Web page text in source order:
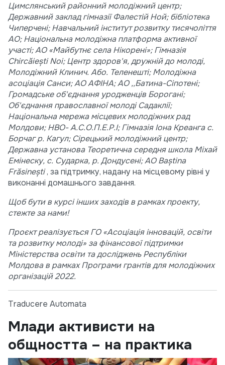
Цимслянський районний молодіжний центр;
Державний заклад гімназії Фалестій Ной; бібліотека
Чиперчені; Навчальний інститут розвитку тисячоліття
АО; Національна молодіжна платформа активної
участі; АО «Майбутнє села Нікорені»; Гімназія
Chircăieşti Noi; Центр здоров'я, дружній до молоді,
Молодіжний Клинич. Або. Теленешті; Молодіжна
асоціація Санси; АО АФІНА; АО ,,Батина-Сіпотені;
Громадське об'єднання уродженців Борогані;
Об'єднання православної молоді Садаклії;
Національна мережа місцевих молодіжних рад
Молдови; НВО- А.С.О.П.Е.Р.І; Гімназія Іона Креанга с.
Борчаг р. Кагул; Сірецький молодіжний центр;
Державна установа Теоретична середня школа Міхай
Емінеску, с. Сударка, р. Дондусені; AO Baștina
Frăsinești, за підтримку, надану на місцевому рівні у
виконанні домашнього завдання.
Щоб бути в курсі інших заходів в рамках проекту,
стежте за нами!
Проєкт реалізується ГО «Асоціація інновацій, освіти
та розвитку молоді» за фінансової підтримки
Міністерства освіти та досліджень Республіки
Молдова в рамках Програми грантів для молодіжних
організацій 2022.
Traducere Automata
Млади активисти на
общността – на практика